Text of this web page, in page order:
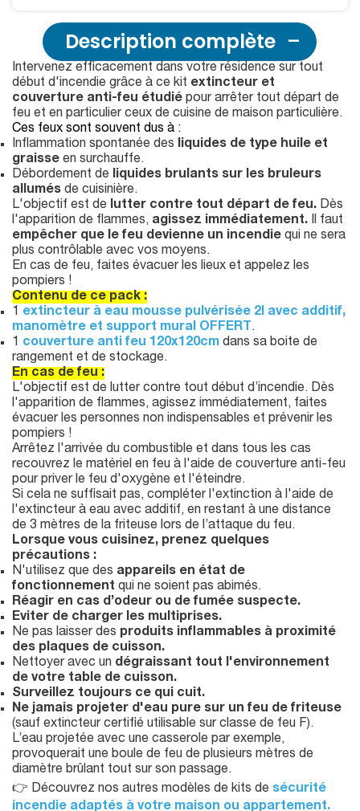
Description complète
Intervenez efficacement dans votre résidence sur tout
début d'incendie grâce à ce kit extincteur et
couverture anti-feu étudié pour arrêter tout départ de
feu et en particulier ceux de cuisine de maison particulière.
Ces feux sont souvent dus à :
Inflammation spontanée des liquides de type huile et
graisse en surchauffe.
Débordement de liquides brulants sur les bruleurs
allumés de cuisinière.
L'objectif est de lutter contre tout départ de feu. Dès
l'apparition de flammes, agissez immédiatement. Il faut
empêcher que le feu devienne un incendie qui ne sera
plus contrôlable avec vos moyens.
En cas de feu, faites évacuer les lieux et appelez les
pompiers !
Contenu de ce pack :
1 extincteur à eau mousse pulvérisée 2l avec additif,
manomètre et support mural OFFERT .
1 couverture anti feu 120x120cm dans sa boite de
rangement et de stockage.
En cas de feu :
L'objectif est de lutter contre tout début d’incendie. Dès
l'apparition de flammes, agissez immédiatement, faites
évacuer les personnes non indispensables et prévenir les
pompiers !
Arrêtez l'arrivée du combustible et dans tous les cas
recouvrez le matériel en feu à l'aide de couverture anti-feu
pour priver le feu d'oxygène et l'éteindre.
Si cela ne suffisait pas, compléter l'extinction à l'aide de
l'extincteur à eau avec additif, en restant à une distance
de 3 mètres de la friteuse lors de l’attaque du feu.
Lorsque vous cuisinez, prenez quelques
précautions :
N'utilisez que des appareils en état de
fonctionnement qui ne soient pas abimés.
Réagir en cas d’odeur ou de fumée suspecte.
Eviter de charger les multiprises.
Ne pas laisser des produits inflammables à proximité
des plaques de cuisson.
Nettoyer avec un dégraissant tout l'environnement
de votre table de cuisson.
Surveillez toujours ce qui cuit.
Ne jamais projeter d'eau pure sur un feu de friteuse
(sauf extincteur certifié utilisable sur classe de feu F).
L’eau projetée avec une casserole par exemple,
provoquerait une boule de feu de plusieurs mètres de
diamètre brûlant tout sur son passage.
👉 Découvrez nos autres modèles de kits de sécurité
incendie adaptés à votre maison ou appartement.